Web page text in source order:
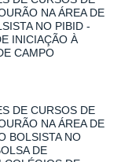
NA ÁREA DE
NO PIBID -
INICIAÇÃO À
CAMPO
DE CURSOS DE
NA ÁREA DE
BOLSISTA NO
DE